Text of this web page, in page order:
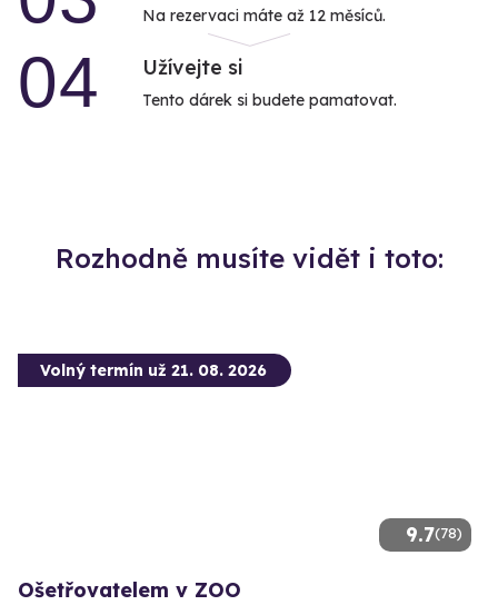
Na rezervaci máte až 12 měsíců.
04 Užívejte si
Tento dárek si budete pamatovat.
Rozhodně musíte vidět i toto:
9.7(78)
Volný termín už 21. 08. 2026
Ošetřovatelem v ZOO